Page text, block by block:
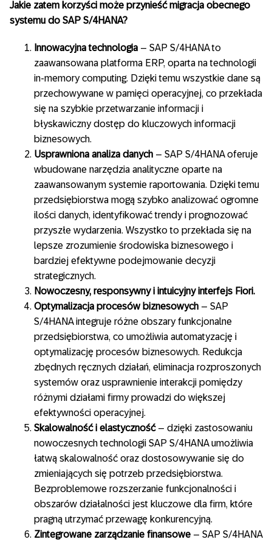
Jakie zatem korzyści może przynieść migracja obecnego
systemu do SAP S/4HANA?
Innowacyjna technologia – SAP S/4HANA to
zaawansowana platforma ERP, oparta na technologii
in-memory computing. Dzięki temu wszystkie dane są
przechowywane w pamięci operacyjnej, co przekłada
się na szybkie przetwarzanie informacji i
błyskawiczny dostęp do kluczowych informacji
biznesowych.
Usprawniona analiza danych – SAP S/4HANA oferuje
wbudowane narzędzia analityczne oparte na
zaawansowanym systemie raportowania. Dzięki temu
przedsiębiorstwa mogą szybko analizować ogromne
ilości danych, identyfikować trendy i prognozować
przyszłe wydarzenia. Wszystko to przekłada się na
lepsze zrozumienie środowiska biznesowego i
bardziej efektywne podejmowanie decyzji
strategicznych.
Nowoczesny, responsywny i intuicyjny interfejs Fiori.
Optymalizacja procesów biznesowych – SAP
S/4HANA integruje różne obszary funkcjonalne
przedsiębiorstwa, co umożliwia automatyzację i
optymalizację procesów biznesowych. Redukcja
zbędnych ręcznych działań, eliminacja rozproszonych
systemów oraz usprawnienie interakcji pomiędzy
różnymi działami firmy prowadzi do większej
efektywności operacyjnej.
Skalowalność i elastyczność– dzięki zastosowaniu
nowoczesnych technologii SAP S/4HANA umożliwia
łatwą skalowalność oraz dostosowywanie się do
zmieniających się potrzeb przedsiębiorstwa.
Bezproblemowe rozszerzanie funkcjonalności i
obszarów działalności jest kluczowe dla firm, które
pragną utrzymać przewagę konkurencyjną.
Zintegrowane zarządzanie finansowe – SAP S/4HANA